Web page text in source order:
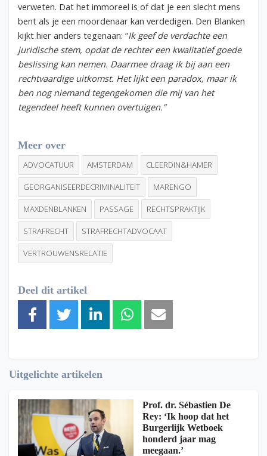
verweten. Dat het immoreel is of dat je een slecht mens
bent als je een moordenaar kan verdedigen. Den Blanken
kijkt hier anders tegenaan: “Ik geef de verdachte een
juridische stem, opdat de rechter een kwalitatief goede
beslissing kan nemen. Daarmee draag ik bij aan een
rechtvaardige uitkomst. Het lijkt een paradox, maar ik
ben nog niemand tegengekomen die mij van het
tegendeel heeft kunnen overtuigen.”
Meer over
ADVOCATUUR AMSTERDAM CLEERDIN&HAMER
GEORGANISEERDECRIMINALITEIT MARENGO
MAXDENBLANKEN PASSAGE RECHTSPRAKTIJK
STRAFRECHT STRAFRECHTADVOCAAT
VERTROUWENSRELATIE
Deel dit artikel
Uitgelichte artikelen
Prof. dr. Sébastien De
Rey: ‘Ik hoop dat het
Burgerlijk Wetboek
honderd jaar mag
meegaan.’